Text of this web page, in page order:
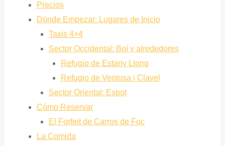
Precios
Dónde Empezar: Lugares de Inicio
Taxis 4×4
Sector Occidental: Boí y alrededores
Refugio de Estany Llong
Refugio de Ventosa i Clavel
Sector Oriental: Espot
Cómo Reservar
El Forfeit de Carros de Foc
La Comida